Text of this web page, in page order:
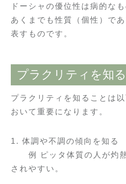
ドーシャの優位性は病的な
あくまでも性質（個性）で
表すものです。
プラクリティを知
プラクリティを知ることは
おいて重要になります。
1. 体調や不調の傾向を知る
例 ピッタ体質の人が灼熱
されやすい。